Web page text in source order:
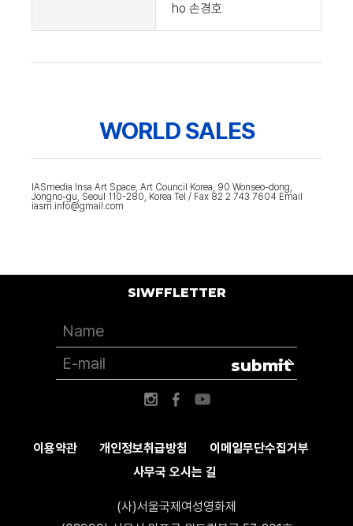
ho 손경호
WORLD SALES
IASmedia Insa Art Space, Art Council Korea, 90 Wonseo-dong,
Jongno-gu, Seoul 110-280, Korea Tel / Fax 82 2 743 7604 Email
iasm.info@gmail.com
이용약관 개인정보취급방침
이메일무단수집거부
사무국 오시는 길
(사)서울국제여성영화제
SIWFFLETTER
submit